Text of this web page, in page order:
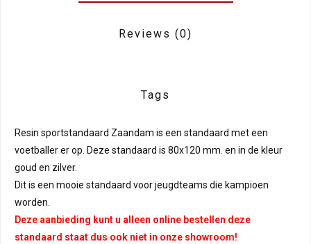
Reviews (0)
Tags
Resin sportstandaard Zaandam is een standaard met een
voetballer er op. Deze standaard is 80x120 mm. en in de kleur
goud en zilver.
Dit is een mooie standaard voor jeugdteams die kampioen
worden.
Deze aanbieding kunt u alleen online bestellen deze
standaard staat dus ook niet in onze showroom!